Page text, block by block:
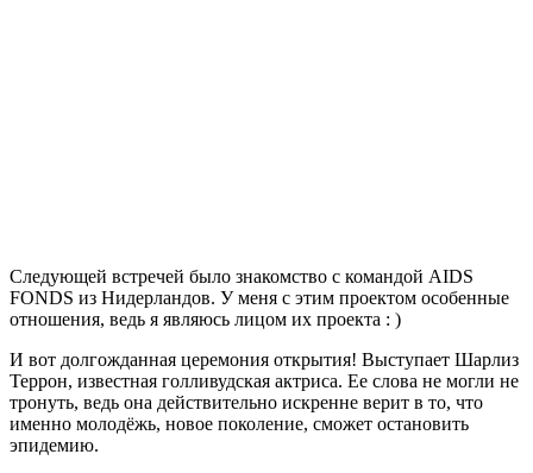
Следующей встречей было знакомство с командой AIDS
FONDS из Нидерландов. У меня с этим проектом особенные
отношения, ведь я являюсь лицом их проекта : )
И вот долгожданная церемония открытия! Выступает Шарлиз
Террон, известная голливудская актриса. Ее слова не могли не
тронуть, ведь она действительно искренне верит в то, что
именно молодёжь, новое поколение, сможет остановить
эпидемию.